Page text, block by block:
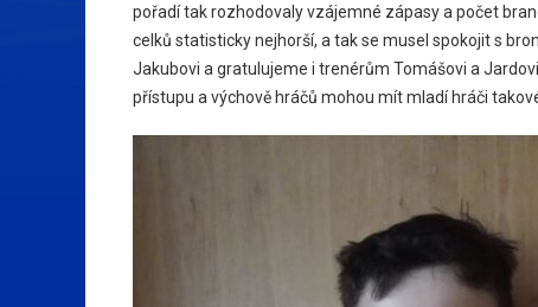
pořadí tak rozhodovaly vzájemné zápasy a počet
celků statisticky nejhorší, a tak se musel spokojit s
Jakubovi a gratulujeme i trenérům Tomášovi a
přístupu a výchově hráčů mohou mít mladí hráči